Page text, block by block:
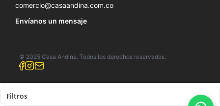
comercio@casaandina.com.co
Envíanos un mensaje
© 2025 Casa Andina. Todos los derechos reservados.
Filtros